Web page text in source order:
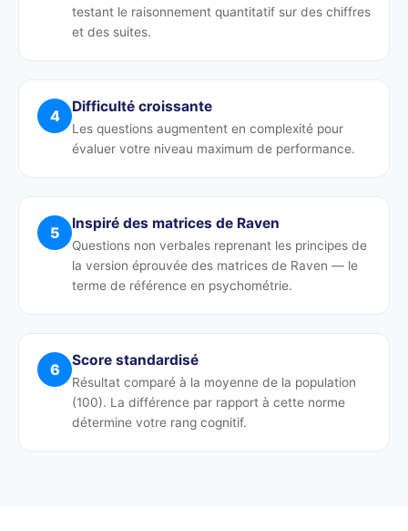
testant le raisonnement quantitatif sur des chiffres
et des suites.
4 Difficulté croissante
Les questions augmentent en complexité pour
évaluer votre niveau maximum de performance.
5 Inspiré des matrices de Raven
Questions non verbales reprenant les principes de
la version éprouvée des matrices de Raven — le
terme de référence en psychométrie.
6 Score standardisé
Résultat comparé à la moyenne de la population
(100). La différence par rapport à cette norme
détermine votre rang cognitif.